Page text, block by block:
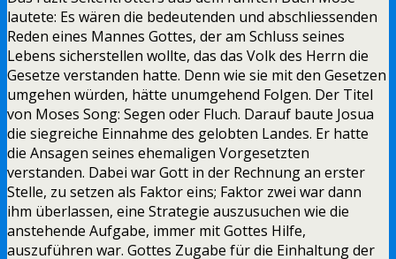
lautete: Es wären die bedeutenden und abschliessenden
Reden eines Mannes Gottes, der am Schluss seines
Lebens sicherstellen wollte, das das Volk des Herrn die
Gesetze verstanden hatte. Denn wie sie mit den Gesetzen
umgehen würden, hätte unumgehend Folgen. Der Titel
von Moses Song: Segen oder Fluch. Darauf baute Josua
die siegreiche Einnahme des gelobten Landes. Er hatte
die Ansagen seines ehemaligen Vorgesetzten
verstanden. Dabei war Gott in der Rechnung an erster
Stelle, zu setzen als Faktor eins; Faktor zwei war dann
ihm überlassen, eine Strategie auszusuchen wie die
anstehende Aufgabe, immer mit Gottes Hilfe,
auszuführen war. Gottes Zugabe für die Einhaltung der